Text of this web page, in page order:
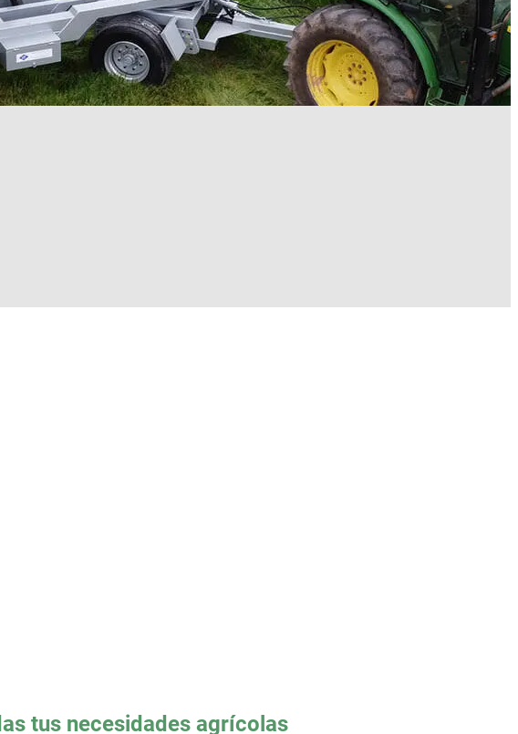
tus necesidades agrícolas